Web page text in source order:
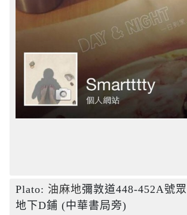
Plato: 油麻地彌敦道448-452A號
地下D鋪 (中華書局旁)